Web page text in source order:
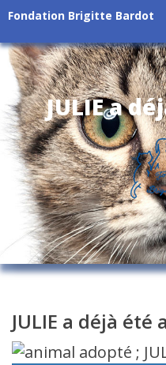
Fondation Brigitte Bardot
JULIE a
JULIE a déjà été